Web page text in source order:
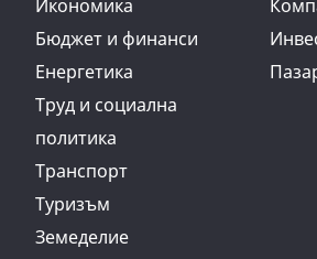
Икономика
Бюджет и финанси
Енергетика
Труд и социална
политика
Транспорт
Туризъм
Земеделие